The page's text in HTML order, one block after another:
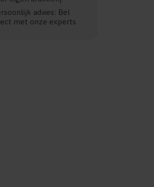
advies: Bel
met onze experts